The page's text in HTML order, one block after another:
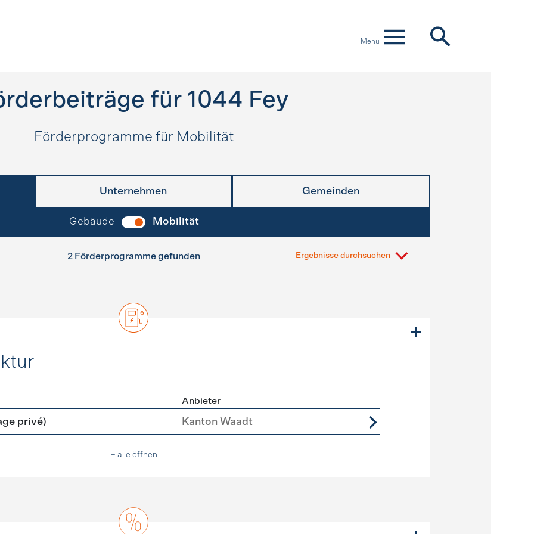
Menü
für 1044 Fey
Förderprogramme für Mobilität
Unternehmen Gemeinden
Gebäude Mobilität
2 Förderprogramme gefunden Ergebnisse durchsuchen
Anbieter
privé) Kanton Waadt
+ alle öffnen